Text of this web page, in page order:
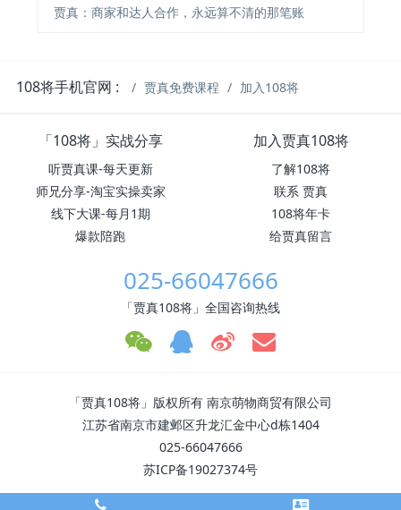
贾真：商家和达人合作，永远算不清的那笔账
108将手机官网 : 贾真免费课程 加入108将
「108将」实战分享
听贾真课-每天更新
师兄分享-淘宝实操卖家
线下大课-每月1期
爆款陪跑
加入贾真108将
了解108将
联系 贾真
108将年卡
给贾真留言
025-66047666
「贾真108将」全国咨询热线
「贾真108将」版权所有 南京萌物商贸有限公司
江苏省南京市建邺区升龙汇金中心d栋1404
025-66047666
苏ICP备19027374号